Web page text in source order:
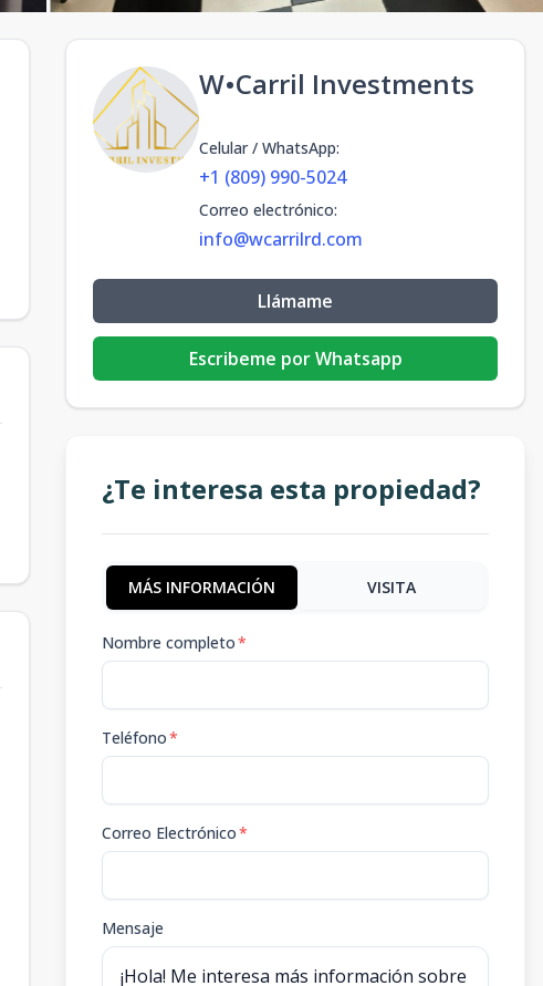
W•Carril Investments
Celular / WhatsApp:
+1 (809) 990-5024
Correo electrónico:
info@wcarrilrd.com
Llámame
Escribeme por Whatsapp
¿Te interesa esta propiedad?
MÁS INFORMACIÓN VISITA
Nombre completo*
Teléfono*
Correo Electrónico*
Mensaje